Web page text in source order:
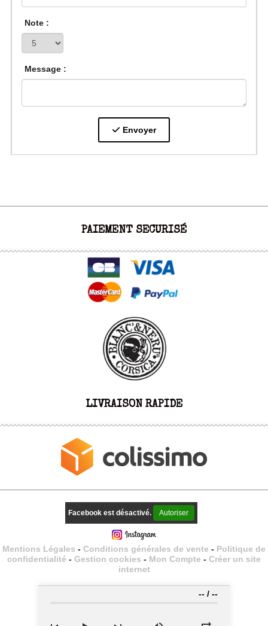
Note :
Message :
Envoyer
PAIEMENT SECURISÉ
LIVRAISON RAPIDE
Facebook est désactivé. Autoriser
Mentions Légales Conditions générales de vente
Politique de
confidentialité
Gestion cookies Mon Compte
Créer un site
internet
-- / --